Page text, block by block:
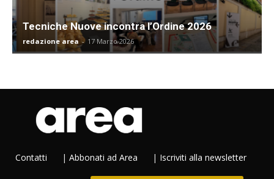
Tecniche Nuove incontra l’Ordine 2026
redazione area - 17 Marzo 2026
Contatti | Abbonati ad Area | Iscriviti alla newsletter